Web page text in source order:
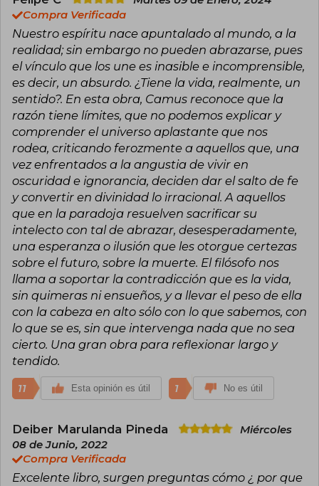
Camus se apagó prematuramente en un
accidente de tráfico, pero su pensamiento y
literatura mantienen una influencia constante
en la cultura contemporánea.
Compra Verificada
Nuestro espíritu nace apuntalado al mundo, a la
realidad; sin embargo no pueden abrazarse, pues
el vínculo que los une es inasible e incomprensible,
es decir, un absurdo. ¿Tiene la vida, realmente, un
sentido?. En esta obra, Camus reconoce que la
razón tiene límites, que no podemos explicar y
comprender el universo aplastante que nos
rodea, criticando ferozmente a aquellos que, una
vez enfrentados a la angustia de vivir en
oscuridad e ignorancia, deciden dar el salto de fe
y convertir en divinidad lo irracional. A aquellos
que en la paradoja resuelven sacrificar su
intelecto con tal de abrazar, desesperadamente,
una esperanza o ilusión que les otorgue certezas
sobre el futuro, sobre la muerte. El filósofo nos
llama a soportar la contradicción que es la vida,
sin quimeras ni ensueños, y a llevar el peso de ella
con la cabeza en alto sólo con lo que sabemos, con
lo que se es, sin que intervenga nada que no sea
cierto. Una gran obra para reflexionar largo y
tendido.
11 Esta opinión es útil 1 No es útil
Deiber Marulanda Pineda
Miércoles
08 de Junio, 2022
Compra Verificada
Excelente libro, surgen preguntas cómo ¿ por que